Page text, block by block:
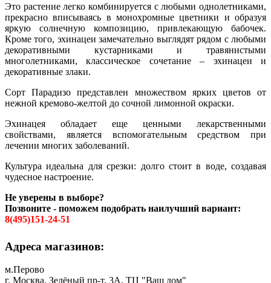
Это растение легко комбинируется с любыми однолетниками,
прекрасно вписываясь в монохромные цветники и образуя
яркую солнечную композицию, привлекающую бабочек.
Кроме того, эхинацеи замечательно выглядят рядом с любыми
декоративными кустарниками и травянистыми
многолетниками, классическое сочетание – эхинацеи и
декоративные злаки.
Сорт Парадизо представлен множеством ярких цветов от
нежной кремово-желтой до сочной лимонной окраски.
Эхинацея обладает еще ценными лекарственными
свойствами, является вспомогательным средством при
лечении многих заболеваний.
Культура идеальна для срезки: долго стоит в воде, создавая
чудесное настроение.
Не уверены в выборе?
Позвоните - поможем подобрать наилучший вариант:
8(495)151-24-51
Адреса магазинов:
м.Перово
г. Москва, Зелёный пр-т, 3А, ТЦ "Ваш дом"